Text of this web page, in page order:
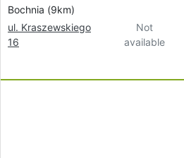
Bochnia (9km)
ul. Kraszewskiego
16
Not
available